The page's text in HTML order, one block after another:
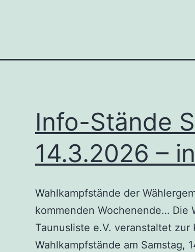
Info-Stände
14.3.2026 –
Wahlkampfstände der
kommenden Wochenende… Die
Taunusliste e.V. veranstaltet
Wahlkampfstände am Samstag,